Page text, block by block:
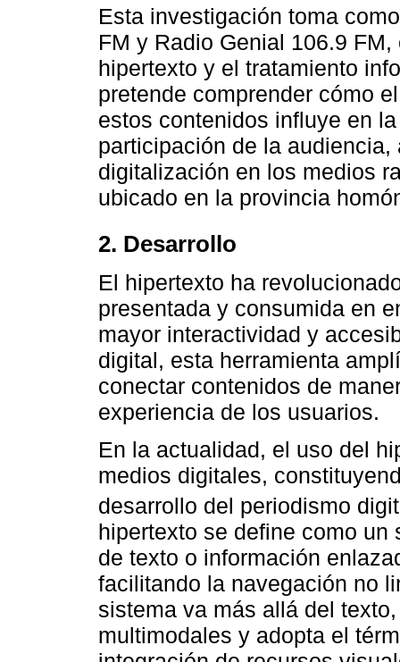
Esta investigación toma
FM y Radio Genial 106.9
hipertexto y el tratamiento
pretende comprender cómo
estos contenidos influye en
participación de la
digitalización en los medios
ubicado en la provincia
2. Desarrollo
El hipertexto ha
presentada y consumida en
mayor interactividad y
digital, esta herramienta
conectar contenidos de
experiencia de los usuarios.
En la actualidad, el uso del
medios digitales,
desarrollo del periodismo
hipertexto se define como
de texto o información
facilitando la navegación no
sistema va más allá del
multimodales y adopta el